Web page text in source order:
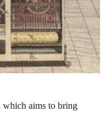
which aims to bring